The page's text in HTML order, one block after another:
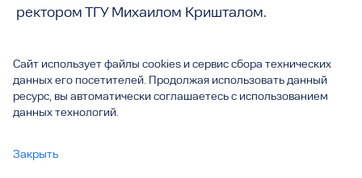
ректором ТГУ Михаилом Кришталом.
Сайт использует файлы cookies и сервис сбора технических
данных его посетителей. Продолжая использовать данный
ресурс, вы автоматически соглашаетесь с использованием
данных технологий.
Закрыть